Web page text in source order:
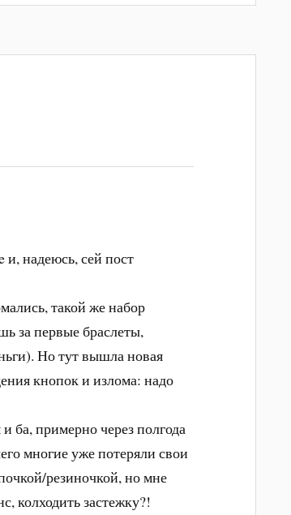
и, надеюсь, сей пост
такой же набор
за первые браслеты,
Но тут вышла новая
кнопок и излома: надо
ба, примерно через полгода
многие уже потеряли свои
резиночкой, но мне
колходить застежку?!